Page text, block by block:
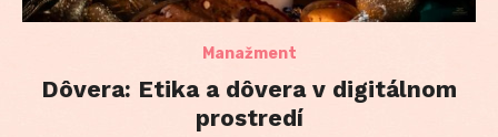
Manažment
Dôvera: Etika a dôvera v digitálnom
prostredí